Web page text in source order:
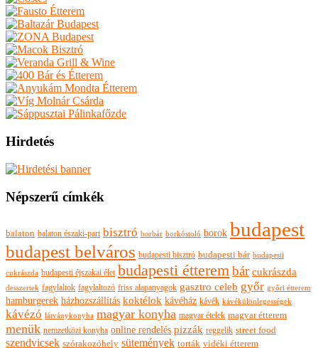
Hirdetés
Népszerű címkék
balaton balaton északi-part bisztró borbár borkóstoló borok budapest
budapest belváros budapesti bisztró budapesti bár budapesti
cukrászda budapesti éjszakai élet budapesti étterembár cukrászda
desszertek fagylaltok fagylaltozó friss alapanyagok gasztro celeb győr győri étterem
hamburgerek házhozszállítás koktélok kávéház kávék kávékülönlegességek
kávézó látványkonyha magyar konyha magyar ételek magyar étterem
menük nemzetközi konyha online rendelés pizzák reggelik street food
szendvicsek szórakozóhely sütemények torták vidéki étterem